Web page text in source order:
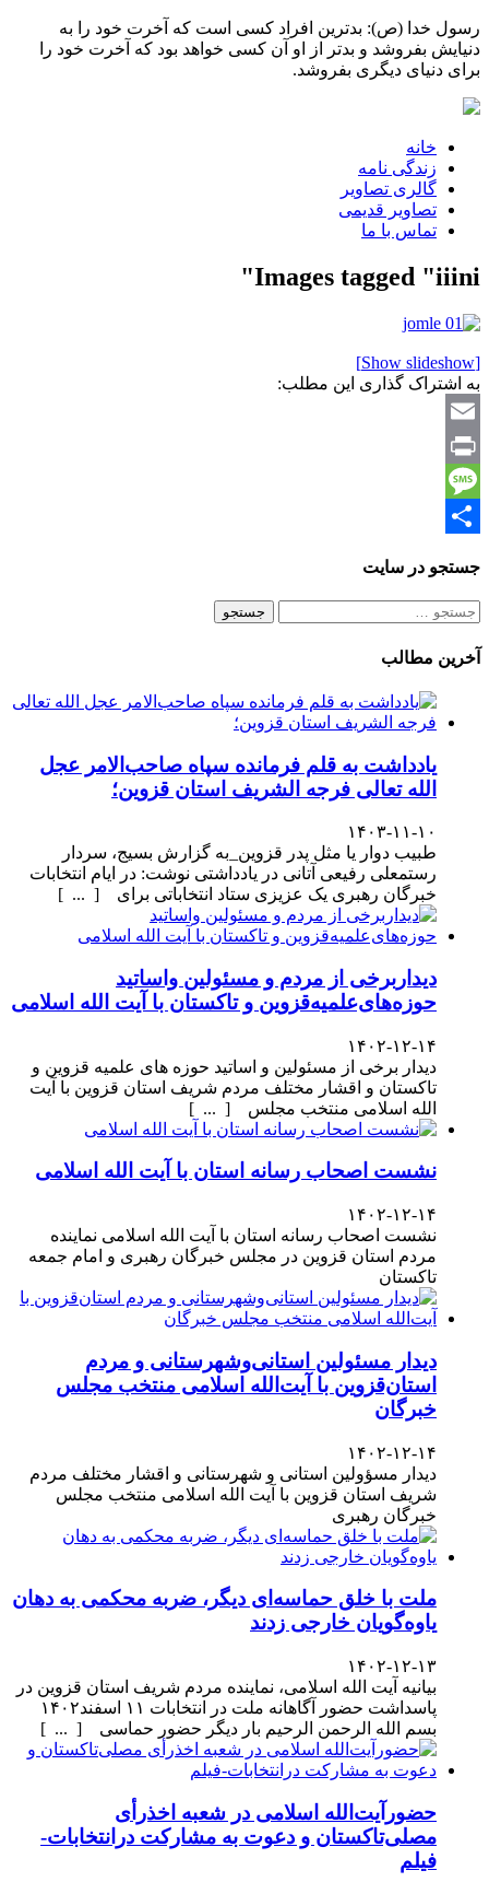
رسول خدا (ص): بدترین افراد کسی است که آخرت خود را به
دنیایش بفروشد و بدتر از او آن کسی خواهد بود که آخرت خود را
برای دنیای دیگری بفروشد.
خانه
زندگی نامه
گالری تصاویر
تصاویر قدیمی
تماس با ما
Images tagged "iiini"
[Show slideshow]
به اشتراک گذاری این مطلب:
Email
Print
Message
جستجو در سایت
جستجو
آخرین مطالب
یادداشت به قلم فرمانده سپاه صاحب‌الامر عجل
الله تعالی فرجه الشریف استان قزوین؛
۱۴۰۳-۱۱-۱۰
طبیب دوار یا مثل پدر قزوین_به گزارش بسیج، سردار
رستمعلی رفیعی آتانی در یادداشتی نوشت: در ایام انتخابات
خبرگان رهبری یک عزیزی ستاد انتخاباتی برای [ ... ]
دیداربرخی از مردم و مسئولین واساتید
حوزه‌های‌علمیه‌قزوین و تاکستان با آیت الله اسلامی
۱۴۰۲-۱۲-۱۴
دیدار برخی از مسئولین و اساتید حوزه های علمیه قزوین و
تاکستان و اقشار مختلف مردم شریف استان قزوین با آیت
الله اسلامی منتخب مجلس [ ... ]
نشست اصحاب رسانه استان با آیت الله اسلامی
۱۴۰۲-۱۲-۱۴
نشست اصحاب رسانه استان با آیت الله اسلامی نماینده
مردم استان قزوین در مجلس خبرگان رهبری و امام جمعه
تاکستان
دیدار مسئولین استانی‌وشهرستانی و مردم‌
استان‌قزوین با آیت‌الله‌ اسلامی منتخب مجلس‌
خبرگان
۱۴۰۲-۱۲-۱۴
دیدار مسؤولین استانی و شهرستانی و اقشار مختلف مردم
شریف استان قزوین با آیت الله اسلامی منتخب مجلس
خبرگان رهبری
ملت با خلق حماسه‌ای دیگر، ضربه محکمی به دهان
یاوه‌گویان خارجی زدند
۱۴۰۲-۱۲-۱۳
بیانیه آیت الله اسلامی، نماینده مردم شریف استان قزوین در
پاسداشت حضور آگاهانه ملت در انتخابات ۱۱ اسفند۱۴۰۲
بسم الله الرحمن الرحیم بار دیگر حضور حماسی [ ... ]
حضورآیت‌الله اسلامی در شعبه اخذرأی
مصلی‌تاکستان و دعوت به مشارکت درانتخابات-
فیلم